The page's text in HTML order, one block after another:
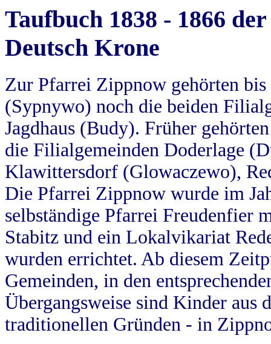
Taufbuch 1838 - 1866
Deutsch Krone
Zur Pfarrei Zippnow gehörten
(Sypnywo) noch die beiden
Jagdhaus (Budy). Früher
die Filialgemeinden Doderlage
Klawittersdorf (Glowaczewo),
Die Pfarrei Zippnow wurde im
selbständige Pfarrei Freudenfier
Stabitz und ein Lokalvikariat
wurden errichtet. Ab diesem
Gemeinden, in den
Übergangsweise sind Kinder aus
traditionellen Gründen - in